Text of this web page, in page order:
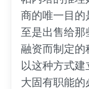
商的唯一目的
至是出售给那
融资而制定的
以这种方式
大固有职能